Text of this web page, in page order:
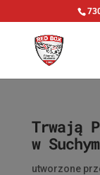
Trwają
w
utworzone